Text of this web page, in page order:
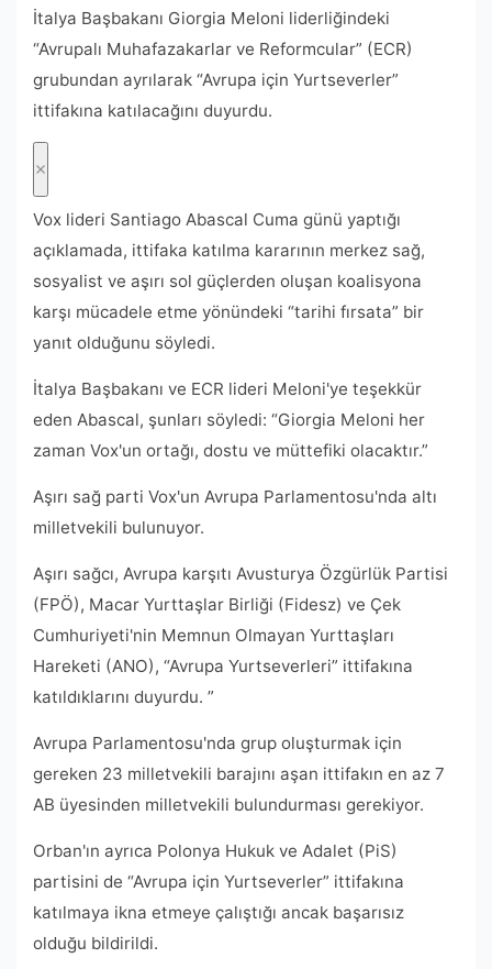
İtalya Başbakanı Giorgia Meloni liderliğindeki
“Avrupalı ​​Muhafazakarlar ve Reformcular” (ECR)
grubundan ayrılarak “Avrupa için Yurtseverler”
ittifakına katılacağını duyurdu.
Vox lideri Santiago Abascal Cuma günü yaptığı
açıklamada, ittifaka katılma kararının merkez sağ,
sosyalist ve aşırı sol güçlerden oluşan koalisyona
karşı mücadele etme yönündeki “tarihi fırsata” bir
yanıt olduğunu söyledi.
İtalya Başbakanı ve ECR lideri Meloni'ye teşekkür
eden Abascal, şunları söyledi: “Giorgia Meloni her
zaman Vox'un ortağı, dostu ve müttefiki olacaktır.”
Aşırı sağ parti Vox'un Avrupa Parlamentosu'nda altı
milletvekili bulunuyor.
Aşırı sağcı, Avrupa karşıtı Avusturya Özgürlük Partisi
(FPÖ), Macar Yurttaşlar Birliği (Fidesz) ve Çek
Cumhuriyeti'nin Memnun Olmayan Yurttaşları
Hareketi (ANO), “Avrupa Yurtseverleri” ittifakına
katıldıklarını duyurdu. ”
Avrupa Parlamentosu'nda grup oluşturmak için
gereken 23 milletvekili barajını aşan ittifakın en az 7
AB üyesinden milletvekili bulundurması gerekiyor.
Orban'ın ayrıca Polonya Hukuk ve Adalet (PiS)
partisini de “Avrupa için Yurtseverler” ittifakına
katılmaya ikna etmeye çalıştığı ancak başarısız
olduğu bildirildi.